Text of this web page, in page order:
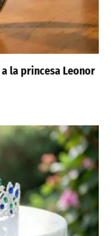
la princesa Leonor